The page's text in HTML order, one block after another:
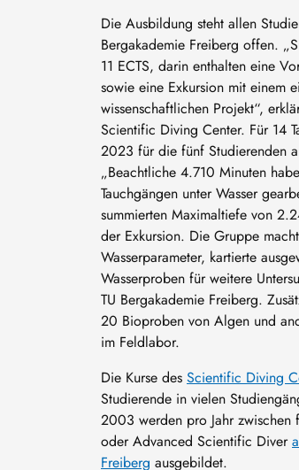
Die Ausbildung steht allen
Bergakademie Freiberg offen.
11 ECTS, darin enthalten eine
sowie eine Exkursion mit einem
wissenschaftlichen Projekt“,
Scientific Diving Center. Für 14
2023 für die fünf Studierenden
„Beachtliche 4.710 Minuten
Tauchgängen unter Wasser
summierten Maximaltiefe von
der Exkursion. Die Gruppe
Wasserparameter, kartierte
Wasserproben für weitere
TU Bergakademie Freiberg.
20 Bioproben von Algen und
im Feldlabor.
Die Kurse des Scientific Diving
Studierende in vielen
2003 werden pro Jahr
oder Advanced Scientific Diver
Freiberg ausgebildet.